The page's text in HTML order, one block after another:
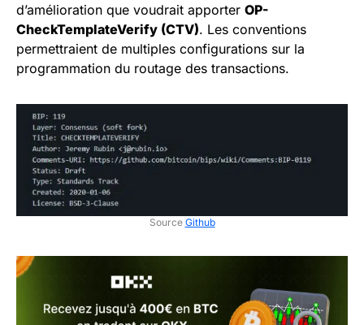
d’amélioration que voudrait apporter OP-
CheckTemplateVerify (CTV). Les conventions
permettraient de multiples configurations sur la
programmation du routage des transactions.
Source Github